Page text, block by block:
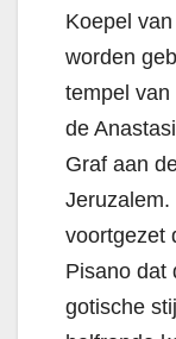
Koepel
worden
tempel van
de
Graf aan
voortgezet
Pisano dat
gotische